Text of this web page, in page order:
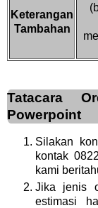
Keterangan
Tambahan
Tatacara
Powerpoint
Silakan
kontak
kami
Jika jenis
estimasi